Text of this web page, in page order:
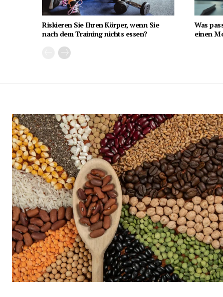
Riskieren Sie Ihren Körper, wenn Sie
nach dem Training nichts essen?
Was
einen